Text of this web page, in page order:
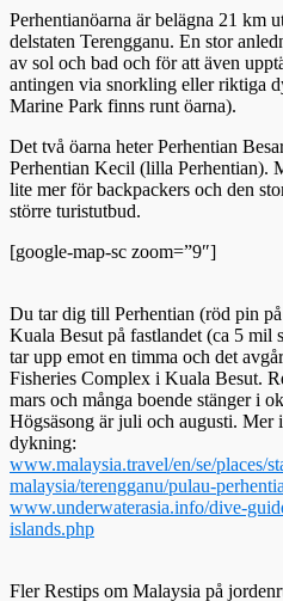
Perhentianöarna är belägna 21 km
delstaten Terengganu. En stor
av sol och bad och för att även
antingen via snorkling eller riktiga
Marine Park finns runt öarna).
Det två öarna heter Perhentian
Perhentian Kecil (lilla Perhentian).
lite mer för backpackers och den
större turistutbud.
[google-map-sc zoom=”9″]
Du tar dig till Perhentian (röd pin
Kuala Besut på fastlandet (ca 5 mil
tar upp emot en timma och det
Fisheries Complex i Kuala Besut.
mars och många boende stänger i
Högsäsong är juli och augusti. Mer
dykning:
www.malaysia.travel/en/se/places/
malaysia/terengganu/pulau-
www.underwaterasia.info/dive-
islands.php
Fler Restips om Malaysia på